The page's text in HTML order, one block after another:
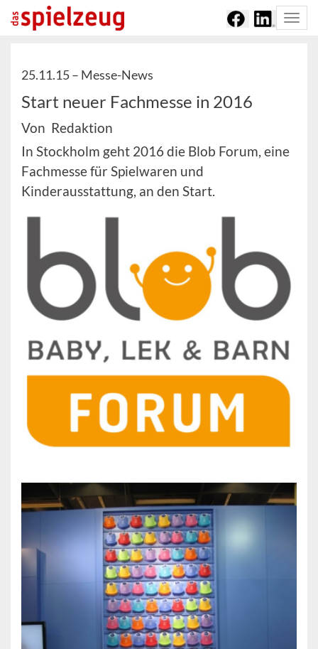
25.11.15 – Messe-News
Start neuer Fachmesse in 2016
Von Redaktion
In Stockholm geht 2016 die Blob Forum, eine
Fachmesse für Spielwaren und
Kinderausstattung, an den Start.